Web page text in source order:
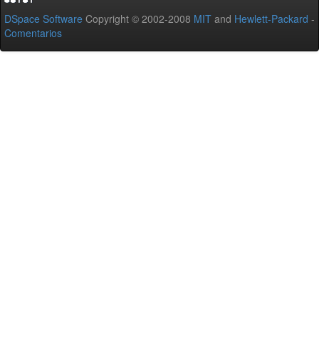
DSpace Software Copyright © 2002-2008 MIT and Hewlett-Packard -
Comentarios